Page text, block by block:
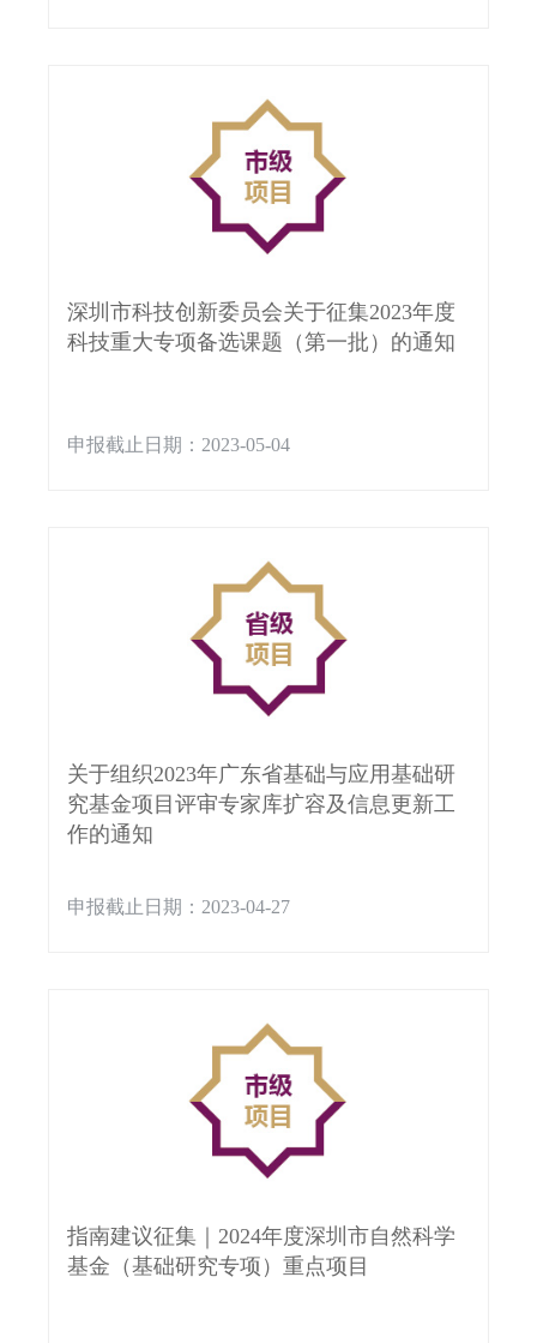
深圳市科技创新委员会关于征集2023年度
科技重大专项备选课题（第一批）的通知
申报截止日期：2023-05-04
关于组织2023年广东省基础与应用基础研
究基金项目评审专家库扩容及信息更新工
作的通知
申报截止日期：2023-04-27
指南建议征集｜2024年度深圳市自然科学
基金（基础研究专项）重点项目